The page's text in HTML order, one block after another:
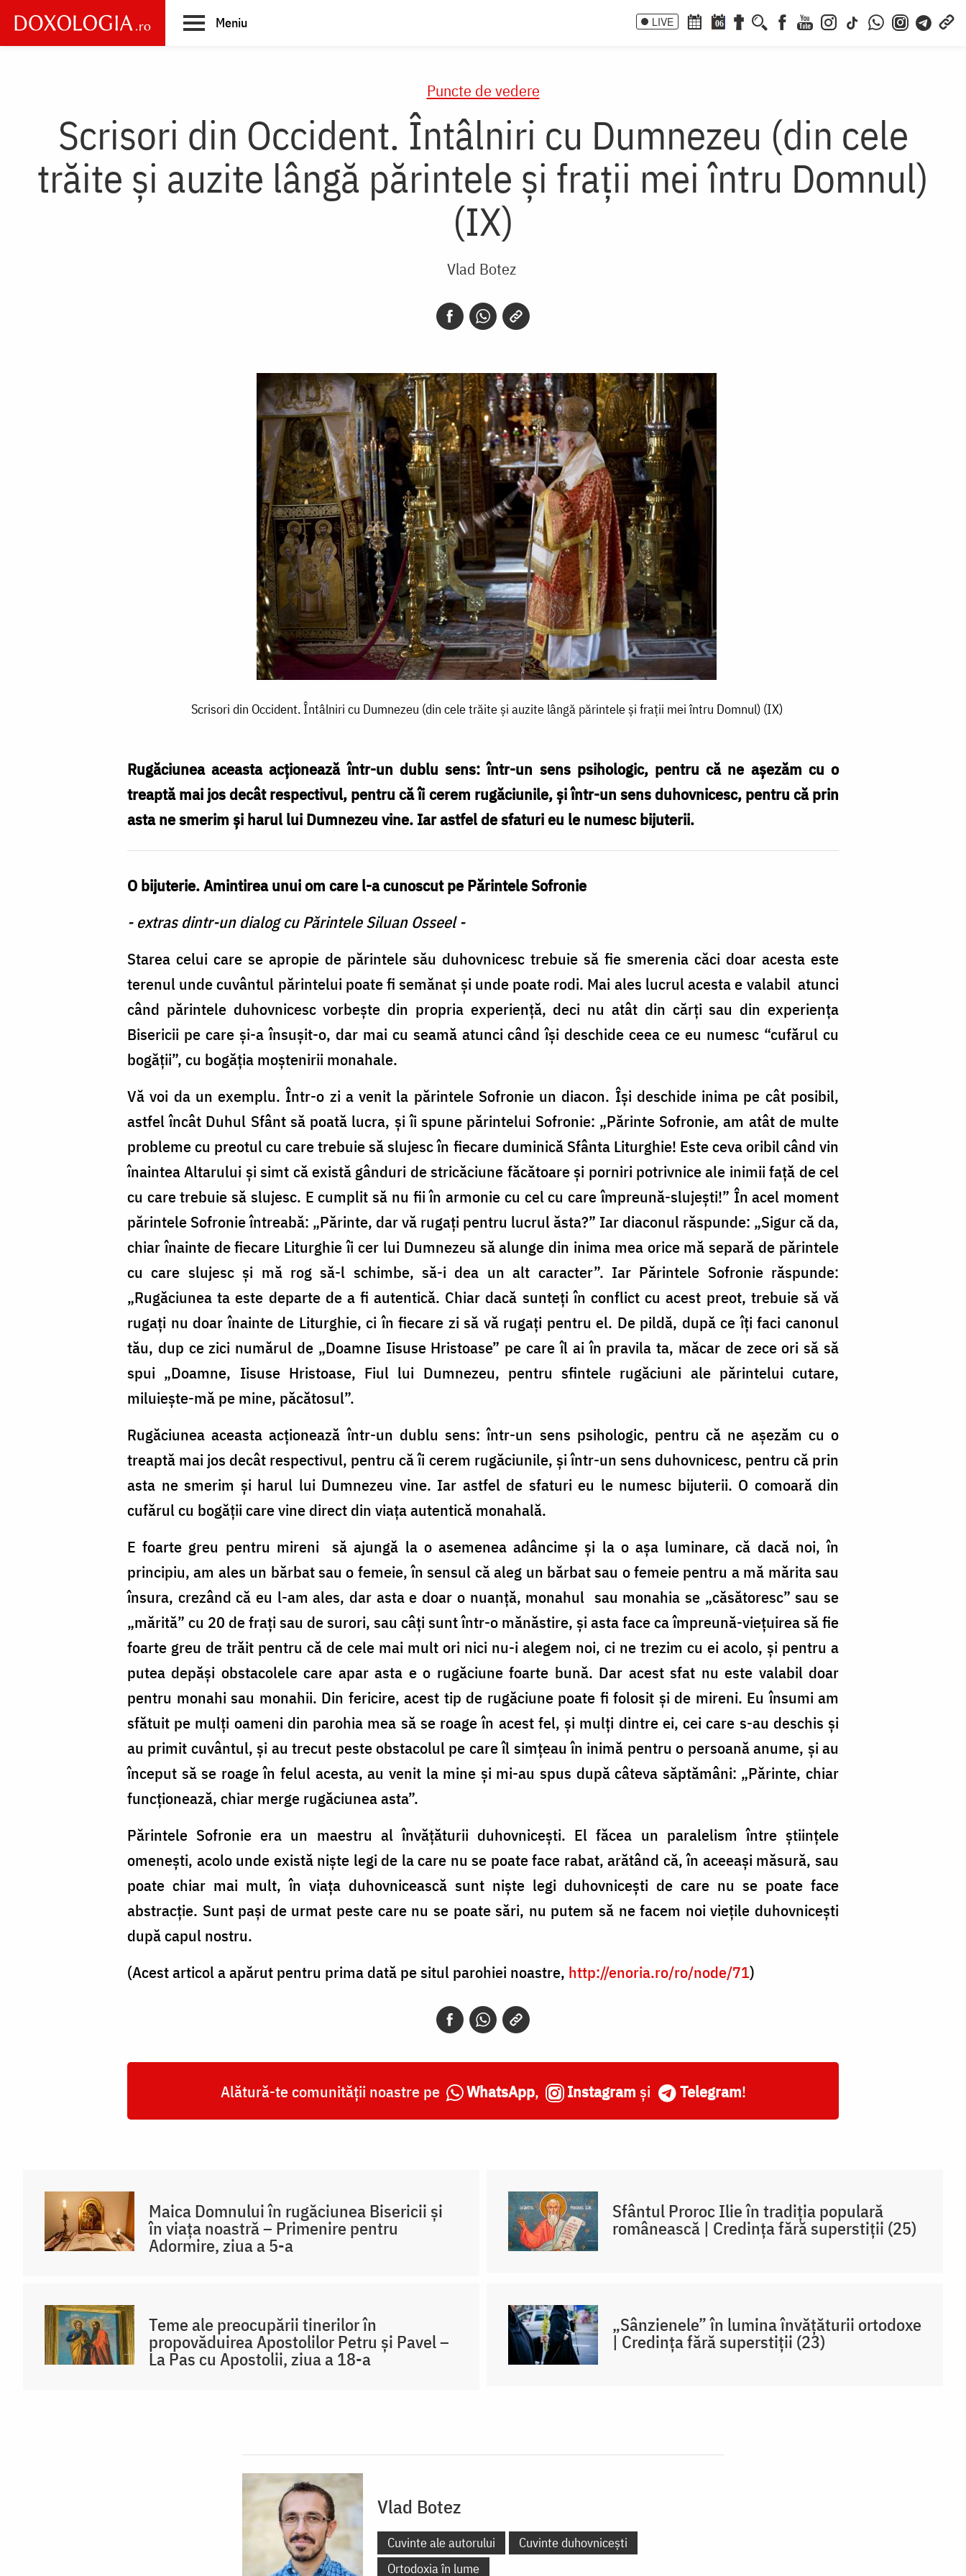
main
Meniu LIVE 06
Puncte de vedere
Scrisori din Occident. Întâlniri cu Dumnezeu (din cele
trăite și auzite lângă părintele și frații mei întru Domnul)
(IX)
Vlad Botez
Scrisori din Occident. Întâlniri cu Dumnezeu (din cele trăite și auzite lângă părintele și frații mei întru Domnul) (IX)
Rugăciunea aceasta acţionează într-un dublu sens: într-un sens psihologic, pentru că ne aşezăm cu o
treaptă mai jos decât respectivul, pentru că îi cerem rugăciunile, şi într-un sens duhovnicesc, pentru că prin
asta ne smerim şi harul lui Dumnezeu vine. Iar astfel de sfaturi eu le numesc bijuterii.
O bijuterie. Amintirea unui om care l-a cunoscut pe Părintele Sofronie
- extras dintr-un dialog cu Părintele Siluan Osseel -
Starea celui care se apropie de părintele său duhovnicesc trebuie să fie smerenia căci doar acesta este
terenul unde cuvântul părintelui poate fi semănat şi unde poate rodi. Mai ales lucrul acesta e valabil atunci
când părintele duhovnicesc vorbeşte din propria experienţă, deci nu atât din cărţi sau din experienţa
Bisericii pe care şi-a însuşit-o, dar mai cu seamă atunci când îşi deschide ceea ce eu numesc “cufărul cu
bogăţii”, cu bogăţia moştenirii monahale.
Vă voi da un exemplu. Într-o zi a venit la părintele Sofronie un diacon. Îşi deschide inima pe cât posibil,
astfel încât Duhul Sfânt să poată lucra, şi îi spune părintelui Sofronie: „Părinte Sofronie, am atât de multe
probleme cu preotul cu care trebuie să slujesc în fiecare duminică Sfânta Liturghie! Este ceva oribil când vin
înaintea Altarului şi simt că există gânduri de stricăciune făcătoare şi porniri potrivnice ale inimii faţă de cel
cu care trebuie să slujesc. E cumplit să nu fii în armonie cu cel cu care împreună-slujeşti!” În acel moment
părintele Sofronie întreabă: „Părinte, dar vă rugaţi pentru lucrul ăsta?” Iar diaconul răspunde: „Sigur că da,
chiar înainte de fiecare Liturghie îi cer lui Dumnezeu să alunge din inima mea orice mă separă de părintele
cu care slujesc şi mă rog să-l schimbe, să-i dea un alt caracter”. Iar Părintele Sofronie răspunde:
„Rugăciunea ta este departe de a fi autentică. Chiar dacă sunteţi în conflict cu acest preot, trebuie să vă
rugaţi nu doar înainte de Liturghie, ci în fiecare zi să vă rugaţi pentru el. De pildă, după ce îţi faci canonul
tău, dup ce zici numărul de „Doamne Iisuse Hristoase” pe care îl ai în pravila ta, măcar de zece ori să să
spui „Doamne, Iisuse Hristoase, Fiul lui Dumnezeu, pentru sfintele rugăciuni ale părintelui cutare,
miluieşte-mă pe mine, păcătosul”.
Rugăciunea aceasta acţionează într-un dublu sens: într-un sens psihologic, pentru că ne aşezăm cu o
treaptă mai jos decât respectivul, pentru că îi cerem rugăciunile, şi într-un sens duhovnicesc, pentru că prin
asta ne smerim şi harul lui Dumnezeu vine. Iar astfel de sfaturi eu le numesc bijuterii. O comoară din
cufărul cu bogăţii care vine direct din viața autentică monahală.
E foarte greu pentru mireni să ajungă la o asemenea adâncime şi la o aşa luminare, că dacă noi, în
principiu, am ales un bărbat sau o femeie, în sensul că aleg un bărbat sau o femeie pentru a mă mărita sau
însura, crezând că eu l-am ales, dar asta e doar o nuanţă, monahul sau monahia se „căsătoresc” sau se
„mărită” cu 20 de fraţi sau de surori, sau câţi sunt într-o mănăstire, şi asta face ca împreună-vieţuirea să fie
foarte greu de trăit pentru că de cele mai mult ori nici nu-i alegem noi, ci ne trezim cu ei acolo, şi pentru a
putea depăşi obstacolele care apar asta e o rugăciune foarte bună. Dar acest sfat nu este valabil doar
pentru monahi sau monahii. Din fericire, acest tip de rugăciune poate fi folosit și de mireni. Eu însumi am
sfătuit pe mulți oameni din parohia mea să se roage în acest fel, și mulți dintre ei, cei care s-au deschis și
au primit cuvântul, și au trecut peste obstacolul pe care îl simțeau în inimă pentru o persoană anume, și au
început să se roage în felul acesta, au venit la mine și mi-au spus după câteva săptămâni: „Părinte, chiar
funcționează, chiar merge rugăciunea asta”.
Părintele Sofronie era un maestru al învățăturii duhovnicești. El făcea un paralelism între științele
omenești, acolo unde există niște legi de la care nu se poate face rabat, arătând că, în aceeași măsură, sau
poate chiar mai mult, în viața duhovnicească sunt niște legi duhovnicești de care nu se poate face
abstracție. Sunt pași de urmat peste care nu se poate sări, nu putem să ne facem noi viețile duhovnicești
după capul nostru.
(Acest articol a apărut pentru prima dată pe situl parohiei noastre, http://enoria.ro/ro/node/71)
Alătură-te comunității noastre pe WhatsApp, Instagram și Telegram!
Maica Domnului în rugăciunea Bisericii și
în viața noastră – Primenire pentru
Adormire, ziua a 5-a
Sfântul Proroc Ilie în tradiția populară
românească | Credința fără superstiții (25)
Teme ale preocupării tinerilor în
propovăduirea Apostolilor Petru și Pavel –
La Pas cu Apostolii, ziua a 18-a
„Sânzienele” în lumina învățăturii ortodoxe
| Credința fără superstiții (23)
Vlad Botez
Cuvinte ale autorului
Cuvinte duhovnicești
Ortodoxia în lume